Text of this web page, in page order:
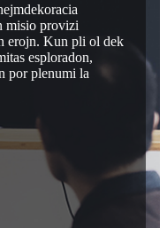
misio provizi
erojn. Kun pli ol dek
esploradon,
por plenumi la